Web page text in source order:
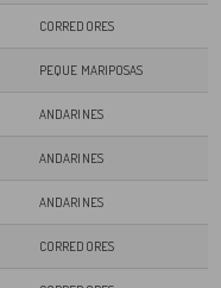
CORREDORES
PEQUE MARIPOSAS
ANDARINES
ANDARINES
ANDARINES
CORREDORES